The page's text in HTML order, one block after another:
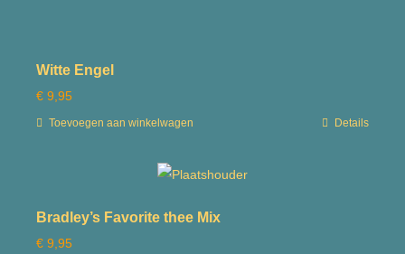
Witte Engel
€9,95
Toevoegen aan winkelwagen Details
Bradley’s Favorite thee Mix
€9,95